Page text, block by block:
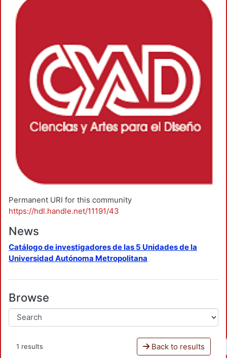
Permanent URI for this community
https://hdl.handle.net/11191/43
News
Catálogo de investigadores de las 5 Unidades de la
Universidad Autónoma Metropolitana
Browse
1 results Back to results